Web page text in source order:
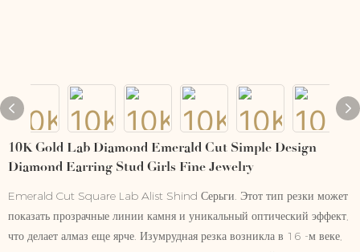
10K Gold Lab Diamond Emerald Cut Simple Design
Diamond Earring Stud Girls Fine Jewelry
Emerald Cut Square Lab Alist Shind Серьги. Этот тип резки может
показать прозрачные линии камня и уникальный оптический эффект,
что делает алмаз еще ярче. Изумрудная резка возникла в 16 -м веке,